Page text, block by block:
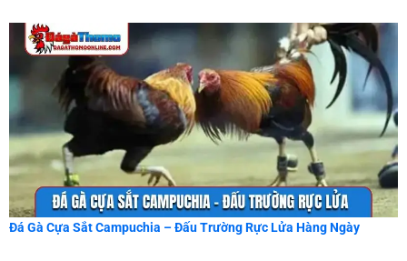
Đá Gà Cựa Sắt Campuchia – Đấu Trường Rực Lửa Hàng Ngày